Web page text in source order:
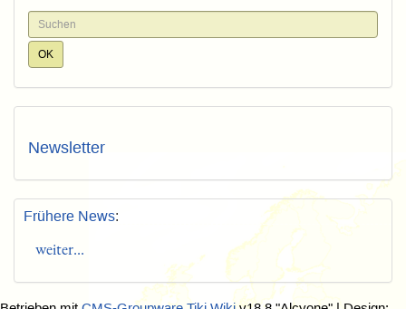
Newsletter
Frühere News:
weiter...